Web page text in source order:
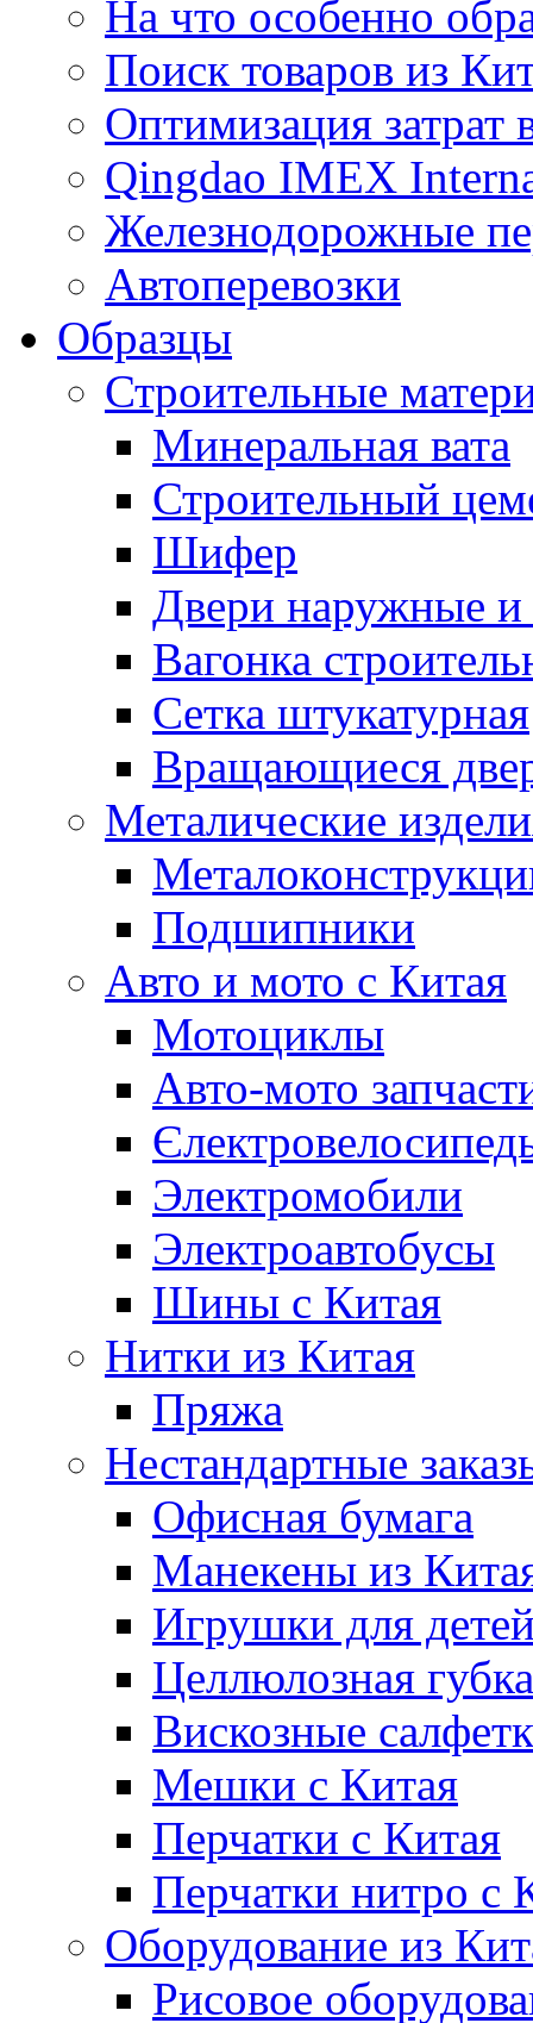
На что особенно
Поиск товаров из
Оптимизация затрат
Qingdao IMEX
Железнодорожные
Автоперевозки
Образцы
Строительные
Минеральная вата
Строительный
Шифер
Двери наружные и
Вагонка
Сетка штукатурная
Вращающиеся
Металические
Подшипники
Авто и мото с Китая
Мотоциклы
Авто-мото
Электромобили
Электроавтобусы
Шины с Китая
Нитки из Китая
Пряжа
Нестандартные
Офисная бумага
Манекены из
Игрушки для
Целлюлозная губка
Вискозные
Мешки с Китая
Перчатки с Китая
Перчатки нитро с
Оборудование из
Рисовое